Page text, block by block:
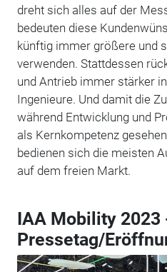
dreht sich alles auf der
bedeuten diese
künftig immer größere und
verwenden. Stattdessen
und Antrieb immer stärker
Ingenieure. Und damit die
während Entwicklung und
als Kernkompetenz
bedienen sich die meisten
auf dem freien Markt.
IAA Mobility 2023
Pressetag/